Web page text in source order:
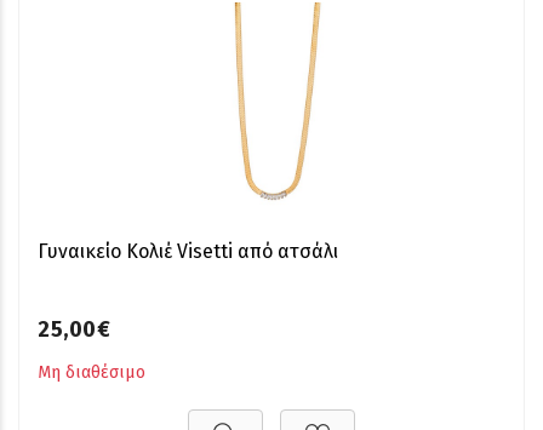
Γυναικείο Κολιέ Visetti από ατσάλι
25,00€
Μη διαθέσιμο